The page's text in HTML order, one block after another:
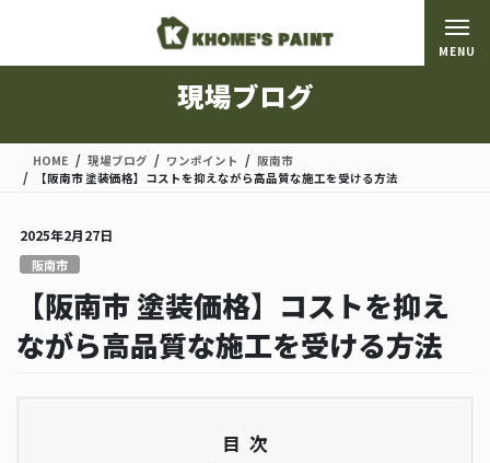
移
ン
現場ブログ
HOME 現場ブログ ワンポイント
阪南市
【阪南市 塗装価格】コストを抑えながら高品質な施工を受ける方法
2025年2月27日
阪南市
【阪南市 塗装価格】コストを抑え
ながら高品質な施工を受ける方法
目次
MENU